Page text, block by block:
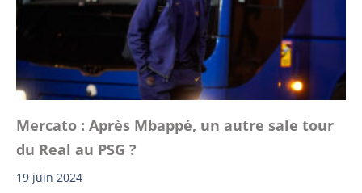
Mercato : Après Mbappé, un autre sale tour
du Real au PSG ?
19 juin 2024